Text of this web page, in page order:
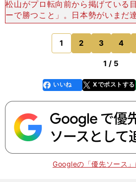
松山がプロ転向前から掲げている
ーで勝つこと」。日本勢がいまだ
いメジャー制覇を目指して、日
が明けると、ゴルフ界は一気にマ
日～８日／ジョー
1 2 3 4
のページへ
1 / 5
faceboo
k
いいね Xでポストする
line
Googleの「優先ソース」